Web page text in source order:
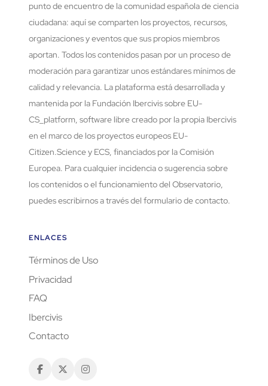
punto de encuentro de la comunidad española de ciencia
ciudadana: aquí se comparten los proyectos, recursos,
organizaciones y eventos que sus propios miembros
aportan. Todos los contenidos pasan por un proceso de
moderación para garantizar unos estándares mínimos de
calidad y relevancia. La plataforma está desarrollada y
mantenida por la Fundación Ibercivis sobre EU-
CS_platform, software libre creado por la propia Ibercivis
en el marco de los proyectos europeos EU-
Citizen.Science y ECS, financiados por la Comisión
Europea. Para cualquier incidencia o sugerencia sobre
los contenidos o el funcionamiento del Observatorio,
puedes escribirnos a través del formulario de contacto.
ENLACES
Términos de Uso
Privacidad
FAQ
Ibercivis
Contacto